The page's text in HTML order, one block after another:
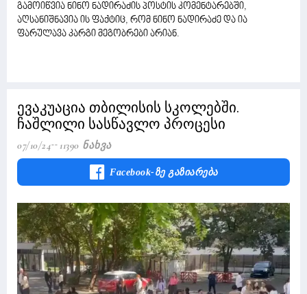
გამოიწვია ნინო ნადირაძის პოსტის კომენტარებში,
აღსანიშნავია ის ფაქტიც, რომ ნინო ნადირაძე და ია
ფარულავა კარგი მეგობრები არიან.
ევაკუაცია თბილისის სკოლებში.
ჩაშლილი სასწავლო პროცესი
07/10/24 11390 Ნახვა
Facebook-Ზე Გაზიარება